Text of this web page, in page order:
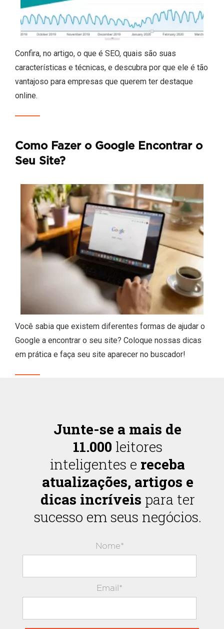
Confira, no artigo, o que é SEO, quais são suas
características e técnicas, e descubra por que ele é tão
vantajoso para empresas que querem ter destaque
online.
Como Fazer o Google Encontrar o
Seu Site?
Você sabia que existem diferentes formas de ajudar o
Google a encontrar o seu site? Coloque nossas dicas
em prática e faça seu site aparecer no buscador!
Junte-se a mais de
11.000 leitores
inteligentes e receba
atualizações, artigos e
dicas incríveis para ter
sucesso em seus negócios.
Nome*
Email*